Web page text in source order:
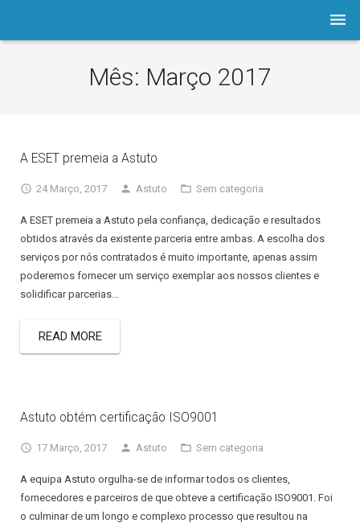
LOJA
Notícias
Contactos
Mês: Março 2017
A ESET premeia a Astuto
24 Março, 2017 Astuto Sem categoria
A ESET premeia a Astuto pela confiança, dedicação e resultados
obtidos através da existente parceria entre ambas. A escolha dos
serviços por nós contratados é muito importante, apenas assim
poderemos fornecer um serviço exemplar aos nossos clientes e
solidificar parcerias…
READ MORE
Astuto obtém certificação ISO9001
17 Março, 2017 Astuto Sem categoria
A equipa Astuto orgulha-se de informar todos os clientes,
fornecedores e parceiros de que obteve a certificação ISO9001. Foi
o culminar de um longo e complexo processo que resultou na